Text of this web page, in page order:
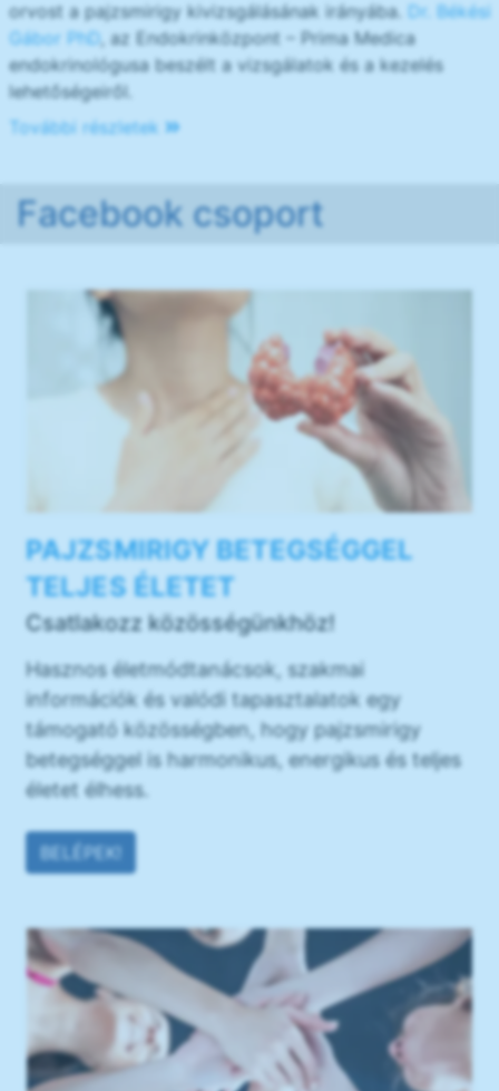
orvost a pajzsmirigy kivizsgálásának irányába. Dr. Békési
Gábor PhD, az Endokrinközpont – Prima Medica
endokrinológusa beszélt a vizsgálatok és a kezelés
lehetőségeiről.
További részletek
Facebook csoport
PAJZSMIRIGY BETEGSÉGGEL
TELJES ÉLETET
Csatlakozz közösségünkhöz!
Hasznos életmódtanácsok, szakmai
információk és valódi tapasztalatok egy
támogató közösségben, hogy pajzsmirigy
betegséggel is harmonikus, energikus és teljes
életet élhess.
BELÉPEK!